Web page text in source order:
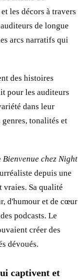
les décors à travers
de longue
arcs narratifs qui
des histoires
pour les auditeurs
dans leur
tonalités et
Bienvenue chez Night
depuis une
vraies. Sa qualité
d'humour et de cœur
podcasts. Le
créer des
dévoués.
captivent et